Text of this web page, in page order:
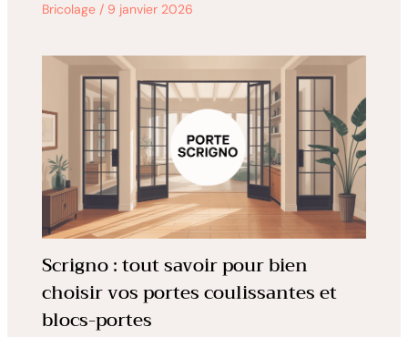
Bricolage/ 9 janvier 2026
Scrigno : tout savoir pour bien
choisir vos portes coulissantes et
blocs-portes